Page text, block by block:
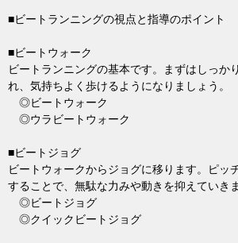
■ビートランニングの視点と指導のポイント
■ビートウォーク
ビートランニングの基本です。まずはしっか
れ、気持ちよく歩けるようになりましょう。
◎ビートウォーク
◎ウラビートウォーク
■ビートジョグ
ビートウォークからジョグに移ります。ピッ
することで、無駄な力みや動きを抑えていきま
◎ビートジョグ
◎クイックビートジョグ